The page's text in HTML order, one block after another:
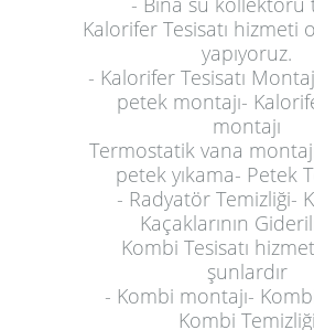
Kalorifer Tesisatı hizmeti
yapıyoruz.
- Kalorifer Tesisatı
petek montajı-
montajı
Termostatik vana
petek yıkama- Petek
- Radyatör Temizliği-
Kaçaklarının
Kombi Tesisatı
şunlardır
- Kombi montajı- Kombi
Kombi Temizliği